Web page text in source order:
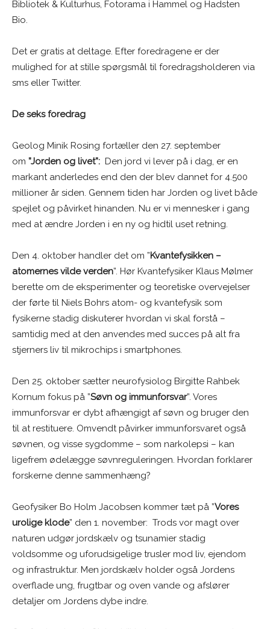
Bibliotek & Kulturhus, Fotorama i Hammel og Hadsten
Bio.
Det er gratis at deltage. Efter foredragene er der
mulighed for at stille spørgsmål til foredragsholderen via
sms eller Twitter.
De seks foredrag
Geolog Minik Rosing fortæller den 27. september
om ”Jorden og livet”: Den jord vi lever på i dag, er en
markant anderledes end den der blev dannet for 4.500
millioner år siden. Gennem tiden har Jorden og livet både
spejlet og påvirket hinanden. Nu er vi mennesker i gang
med at ændre Jorden i en ny og hidtil uset retning.
Den 4. oktober handler det om ”Kvantefysikken –
atomernes vilde verden”. Hør Kvantefysiker Klaus Mølmer
berette om de eksperimenter og teoretiske overvejelser
der førte til Niels Bohrs atom- og kvantefysik som
fysikerne stadig diskuterer hvordan vi skal forstå –
samtidig med at den anvendes med succes på alt fra
stjerners liv til mikrochips i smartphones.
Den 25. oktober sætter neurofysiolog Birgitte Rahbek
Kornum fokus på ”Søvn og immunforsvar”. Vores
immunforsvar er dybt afhængigt af søvn og bruger den
til at restituere. Omvendt påvirker immunforsvaret også
søvnen, og visse sygdomme – som narkolepsi – kan
ligefrem ødelægge søvnreguleringen. Hvordan forklarer
forskerne denne sammenhæng?
Geofysiker Bo Holm Jacobsen kommer tæt på ”Vores
urolige klode” den 1. november: Trods vor magt over
naturen udgør jordskælv og tsunamier stadig
voldsomme og uforudsigelige trusler mod liv, ejendom
og infrastruktur. Men jordskælv holder også Jordens
overflade ung, frugtbar og oven vande og afslører
detaljer om Jordens dybe indre.